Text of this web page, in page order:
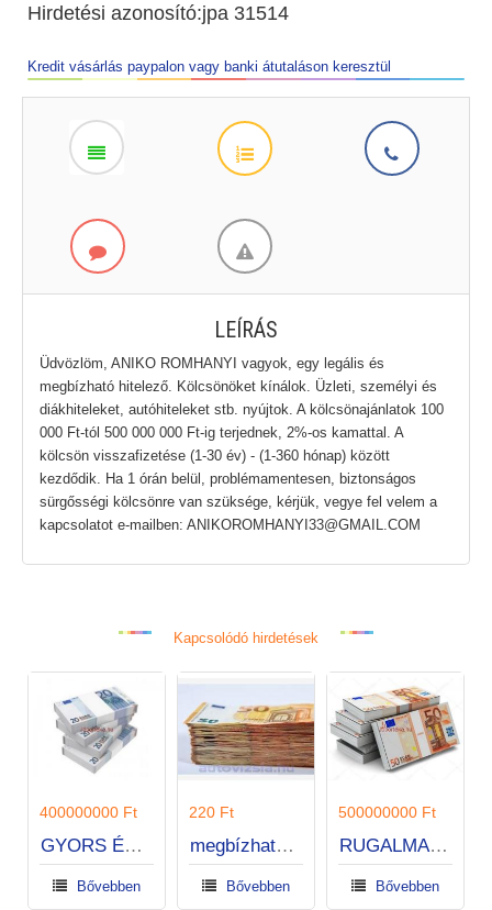
Hirdetési azonosító:jpa 31514
Kredit vásárlás paypalon vagy banki átutaláson keresztül
LEÍRÁS
Üdvözlöm, ANIKO ROMHANYI vagyok, egy legális és
megbízható hitelező. Kölcsönöket kínálok. Üzleti, személyi és
diákhiteleket, autóhiteleket stb. nyújtok. A kölcsönajánlatok 100
000 Ft-tól 500 000 000 Ft-ig terjednek, 2%-os kamattal. A
kölcsön visszafizetése (1-30 év) - (1-360 hónap) között
kezdődik. Ha 1 órán belül, problémamentesen, biztonságos
sürgősségi kölcsönre van szüksége, kérjük, vegye fel velem a
kapcsolatot e-mailben: ANIKOROMHANYI33@GMAIL.COM
Kapcsolódó hirdetések
400000000 Ft
GYORS ÉS EXPRESSZ KÖLCSÖNÖK
Bővebben
220 Ft
megbízható hitelajánlat
Bővebben
500000000 Ft
RUGALMAS HITELEK 1 ÓRA ALATT
Bővebben